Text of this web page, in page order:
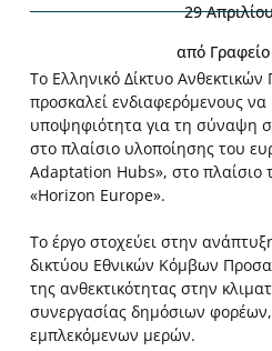
29
από
Το Ελληνικό Δίκτυο
προσκαλεί ενδιαφερόμενους
υποψηφιότητα για τη σύναψη
στο πλαίσιο υλοποίησης του
Adaptation Hubs», στο πλαίσιο
«Horizon Europe».
Το έργο στοχεύει στην
δικτύου Εθνικών Κόμβων
της ανθεκτικότητας στην
συνεργασίας δημόσιων
εμπλεκόμενων μερών.